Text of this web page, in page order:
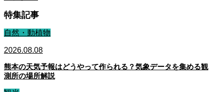
特集記事
自然・動植物
2026.08.08
熊本の天気予報はどうやって作られる？気象データを集める観
測所の場所解説